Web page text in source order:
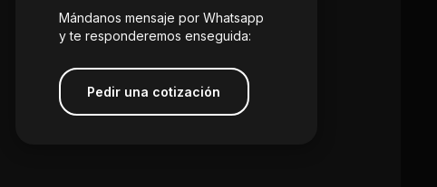
Mándanos mensaje por Whatsapp
y te responderemos enseguida:
Pedir una cotización